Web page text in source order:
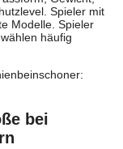
Spieler mit
Modelle. Spieler
häufig
bei